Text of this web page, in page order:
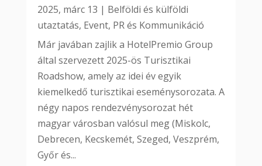
2025, márc 13 | Belföldi és külföldi
utaztatás, Event, PR és Kommunikáció
Már javában zajlik a HotelPremio Group
által szervezett 2025-ös Turisztikai
Roadshow, amely az idei év egyik
kiemelkedő turisztikai eseménysorozata. A
négy napos rendezvénysorozat hét
magyar városban valósul meg (Miskolc,
Debrecen, Kecskemét, Szeged, Veszprém,
Győr és...